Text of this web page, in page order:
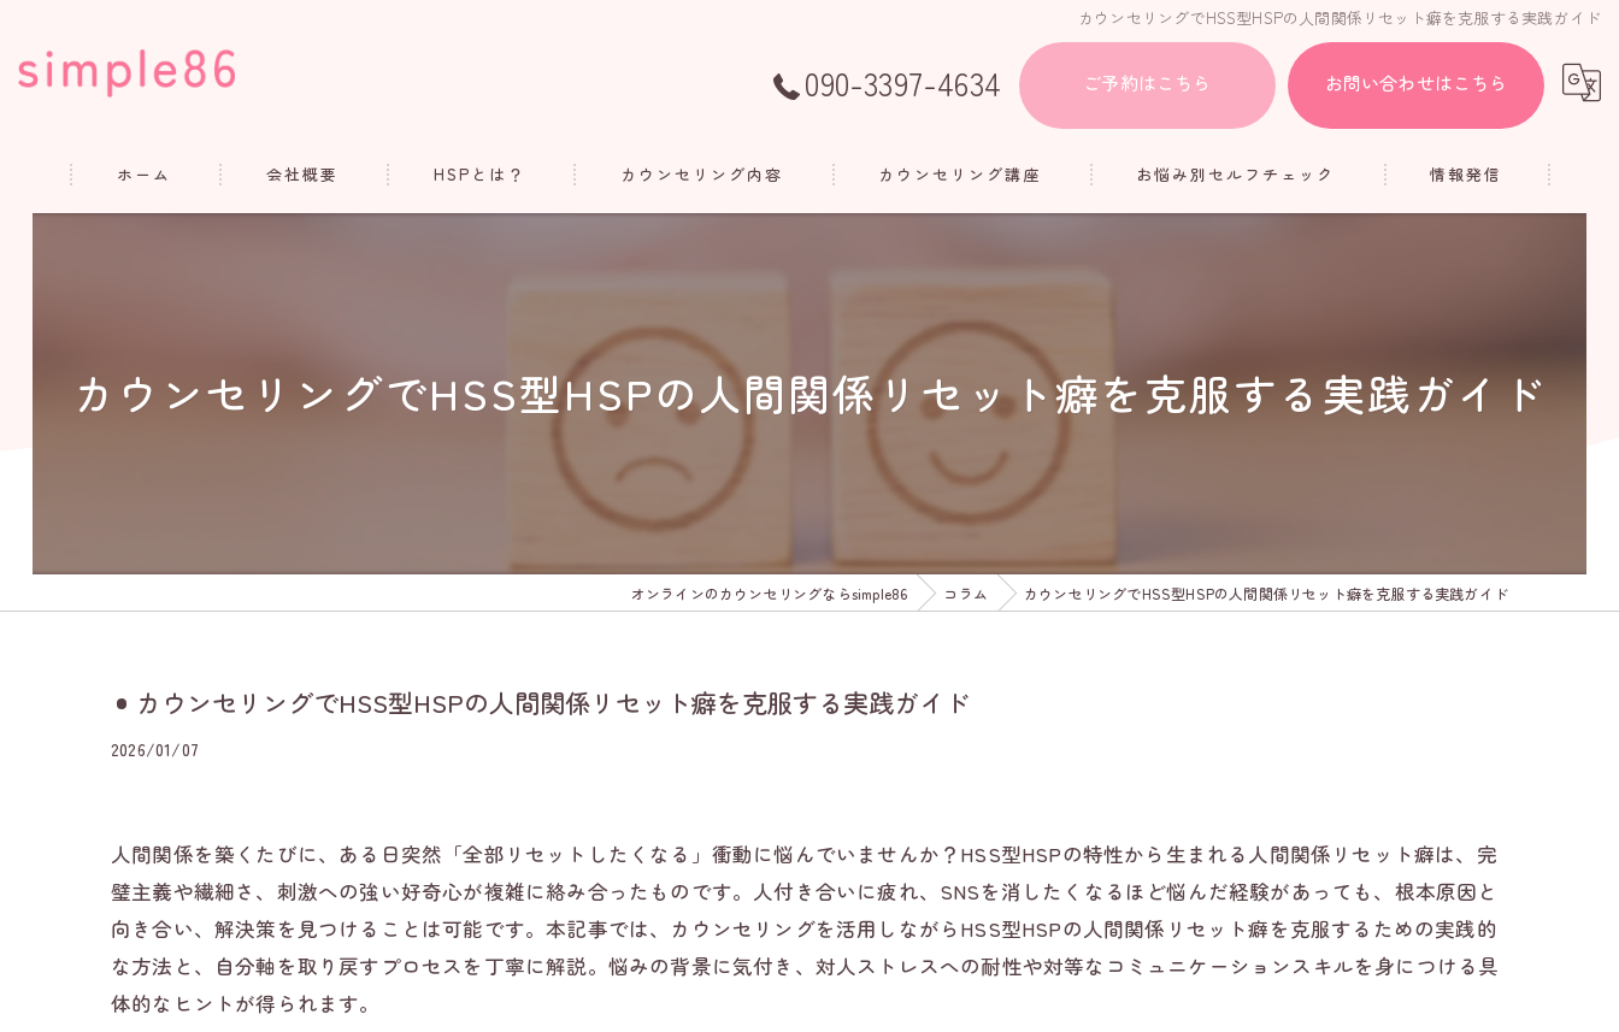
カウンセリングでHSS型HSPの人間関係リセット癖を克服する実践ガイド
090-3397-4634 ご予約はこちら お問い合わせはこちら
ホーム 会社概要 HSPとは？ カウンセリング内容 カウンセリング講座 お悩み別セルフチェック 情報発信
カウンセリングでHSS型HSPの人間関係リセット癖を克服する実践ガイド
オンラインのカウンセリングならsimple86 コラム カウンセリングでHSS型HSPの人間関係リセット癖を克服する実践ガイド
カウンセリングでHSS型HSPの人間関係リセット癖を克服する実践ガイド
2026/01/07
人間関係を築くたびに、ある日突然「全部リセットしたくなる」衝動に悩んでいませんか？HSS型HSPの特性から生まれる人間関係リセット癖は、完
璧主義や繊細さ、刺激への強い好奇心が複雑に絡み合ったものです。人付き合いに疲れ、SNSを消したくなるほど悩んだ経験があっても、根本原因と
向き合い、解決策を見つけることは可能です。本記事では、カウンセリングを活用しながらHSS型HSPの人間関係リセット癖を克服するための実践的
な方法と、自分軸を取り戻すプロセスを丁寧に解説。悩みの背景に気付き、対人ストレスへの耐性や対等なコミュニケーションスキルを身につける具
体的なヒントが得られます。